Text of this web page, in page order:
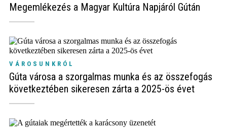
Megemlékezés a Magyar Kultúra Napjáról Gútán
VÁROSUNKRÓL
Gúta városa a szorgalmas munka és az összefogás
következtében sikeresen zárta a 2025-ös évet